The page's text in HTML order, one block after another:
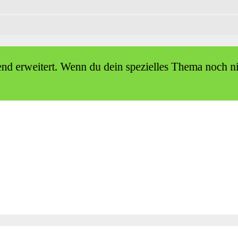
erweitert. Wenn du dein spezielles Thema